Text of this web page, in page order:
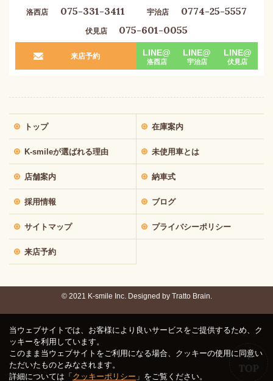
洛西店 075-331-3411 宇治店 0774-25-5557
伏見店 075-601-0055
来店予約 LINE@
洛西店
LINE@
宇治店
LINE@
伏見店
トップ 在庫案内
K-smileが選ばれる理由 未使用車とは
店舗案内 納車式
採用情報 ブログ
サイトマップ プライバシーポリシー
来店予約
© 2021 K-smile Inc. Designed by Tratto Brain.
当ウェブサイトでは、お客様により良いサービスをご提供するため、ク
ッキーを利用しています。
このまま当ウェブサイトをご利用になる場合、クッキーの使用に同意い
ただいたものとみなされます。
詳細については「クッキーポリシー 」をご覧ください。